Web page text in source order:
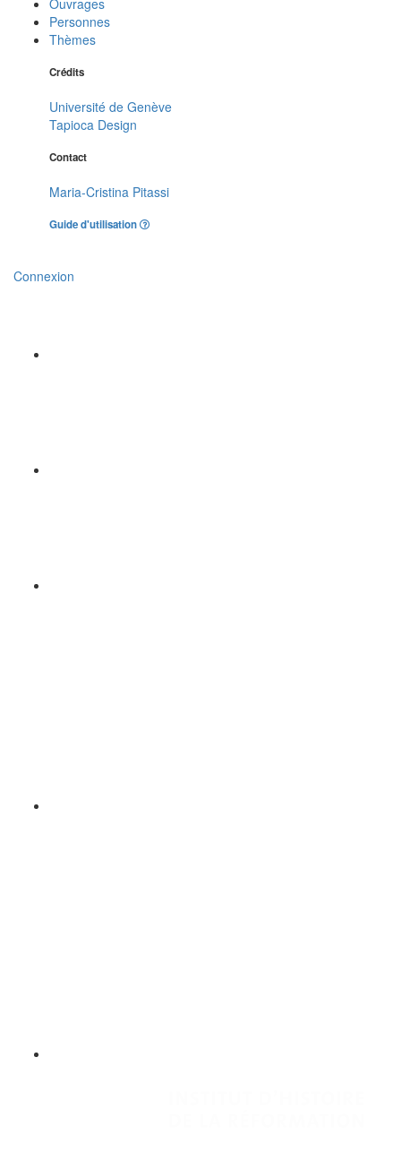
Ouvrages
Personnes
Thèmes
Crédits
Université de Genève
Tapioca Design
Contact
Maria-Cristina Pitassi
Guide d'utilisation
Connexion